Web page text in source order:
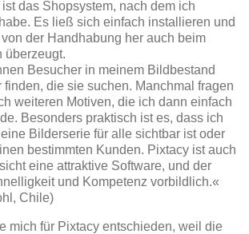
das Shopsystem, nach dem ich
Es ließ sich einfach installieren und
von der Handhabung her auch beim
überzeugt.
Besucher in meinem Bildbestand
die sie suchen. Manchmal fragen
weiteren Motiven, die ich dann einfach
Besonders praktisch ist es, dass ich
Bilderserie für alle sichtbar ist oder
bestimmten Kunden. Pixtacy ist auch
eine attraktive Software, und der
und Kompetenz vorbildlich.«
Chile)
mich für Pixtacy entschieden, weil die